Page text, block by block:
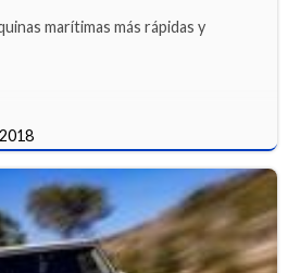
marítimas más rápidas y